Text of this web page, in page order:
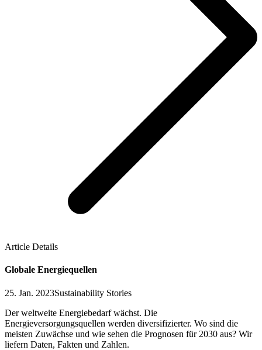
Article Details
Globale Energiequellen
25. Jan. 2023Sustainability Stories
Der weltweite Energiebedarf wächst. Die
Energieversorgungsquellen werden diversifizierter. Wo sind die
meisten Zuwächse und wie sehen die Prognosen für 2030 aus? Wir
liefern Daten, Fakten und Zahlen.